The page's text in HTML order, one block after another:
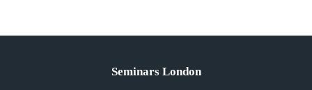
Seminars London